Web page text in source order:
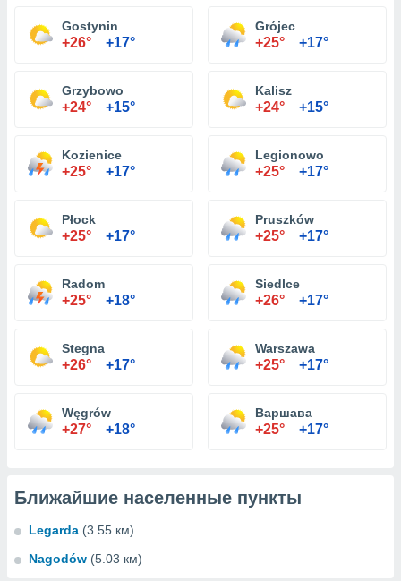
Gostynin
+26° +17°
Grójec
+25° +17°
Grzybowo
+24° +15°
Kalisz
+24° +15°
Kozienice
+25° +17°
Legionowo
+25° +17°
Płock
+25° +17°
Pruszków
+25° +17°
Radom
+25° +18°
Siedlce
+26° +17°
Stegna
+26° +17°
Warszawa
+25° +17°
Węgrów
+27° +18°
Варшава
+25° +17°
Ближайшие населенные пункты
Legarda (3.55 км)
Nagodów (5.03 км)